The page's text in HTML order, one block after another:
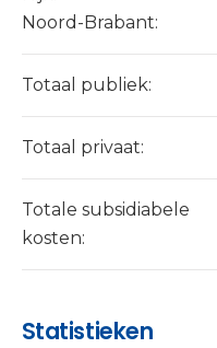
Noord-Brabant:
Totaal publiek:
Totaal privaat:
Totale subsidiabele
kosten:
Statistieken